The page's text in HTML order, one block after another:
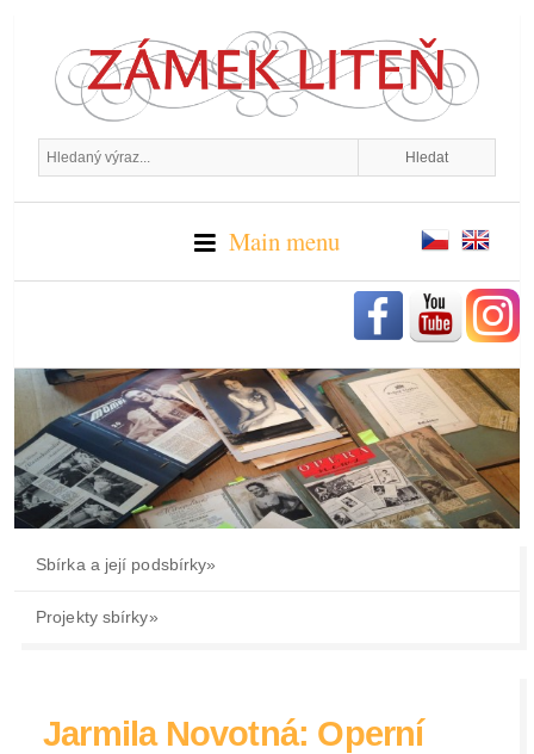
Main menu
Sbírka a její podsbírky»
Projekty sbírky»
Jarmila Novotná: Operní